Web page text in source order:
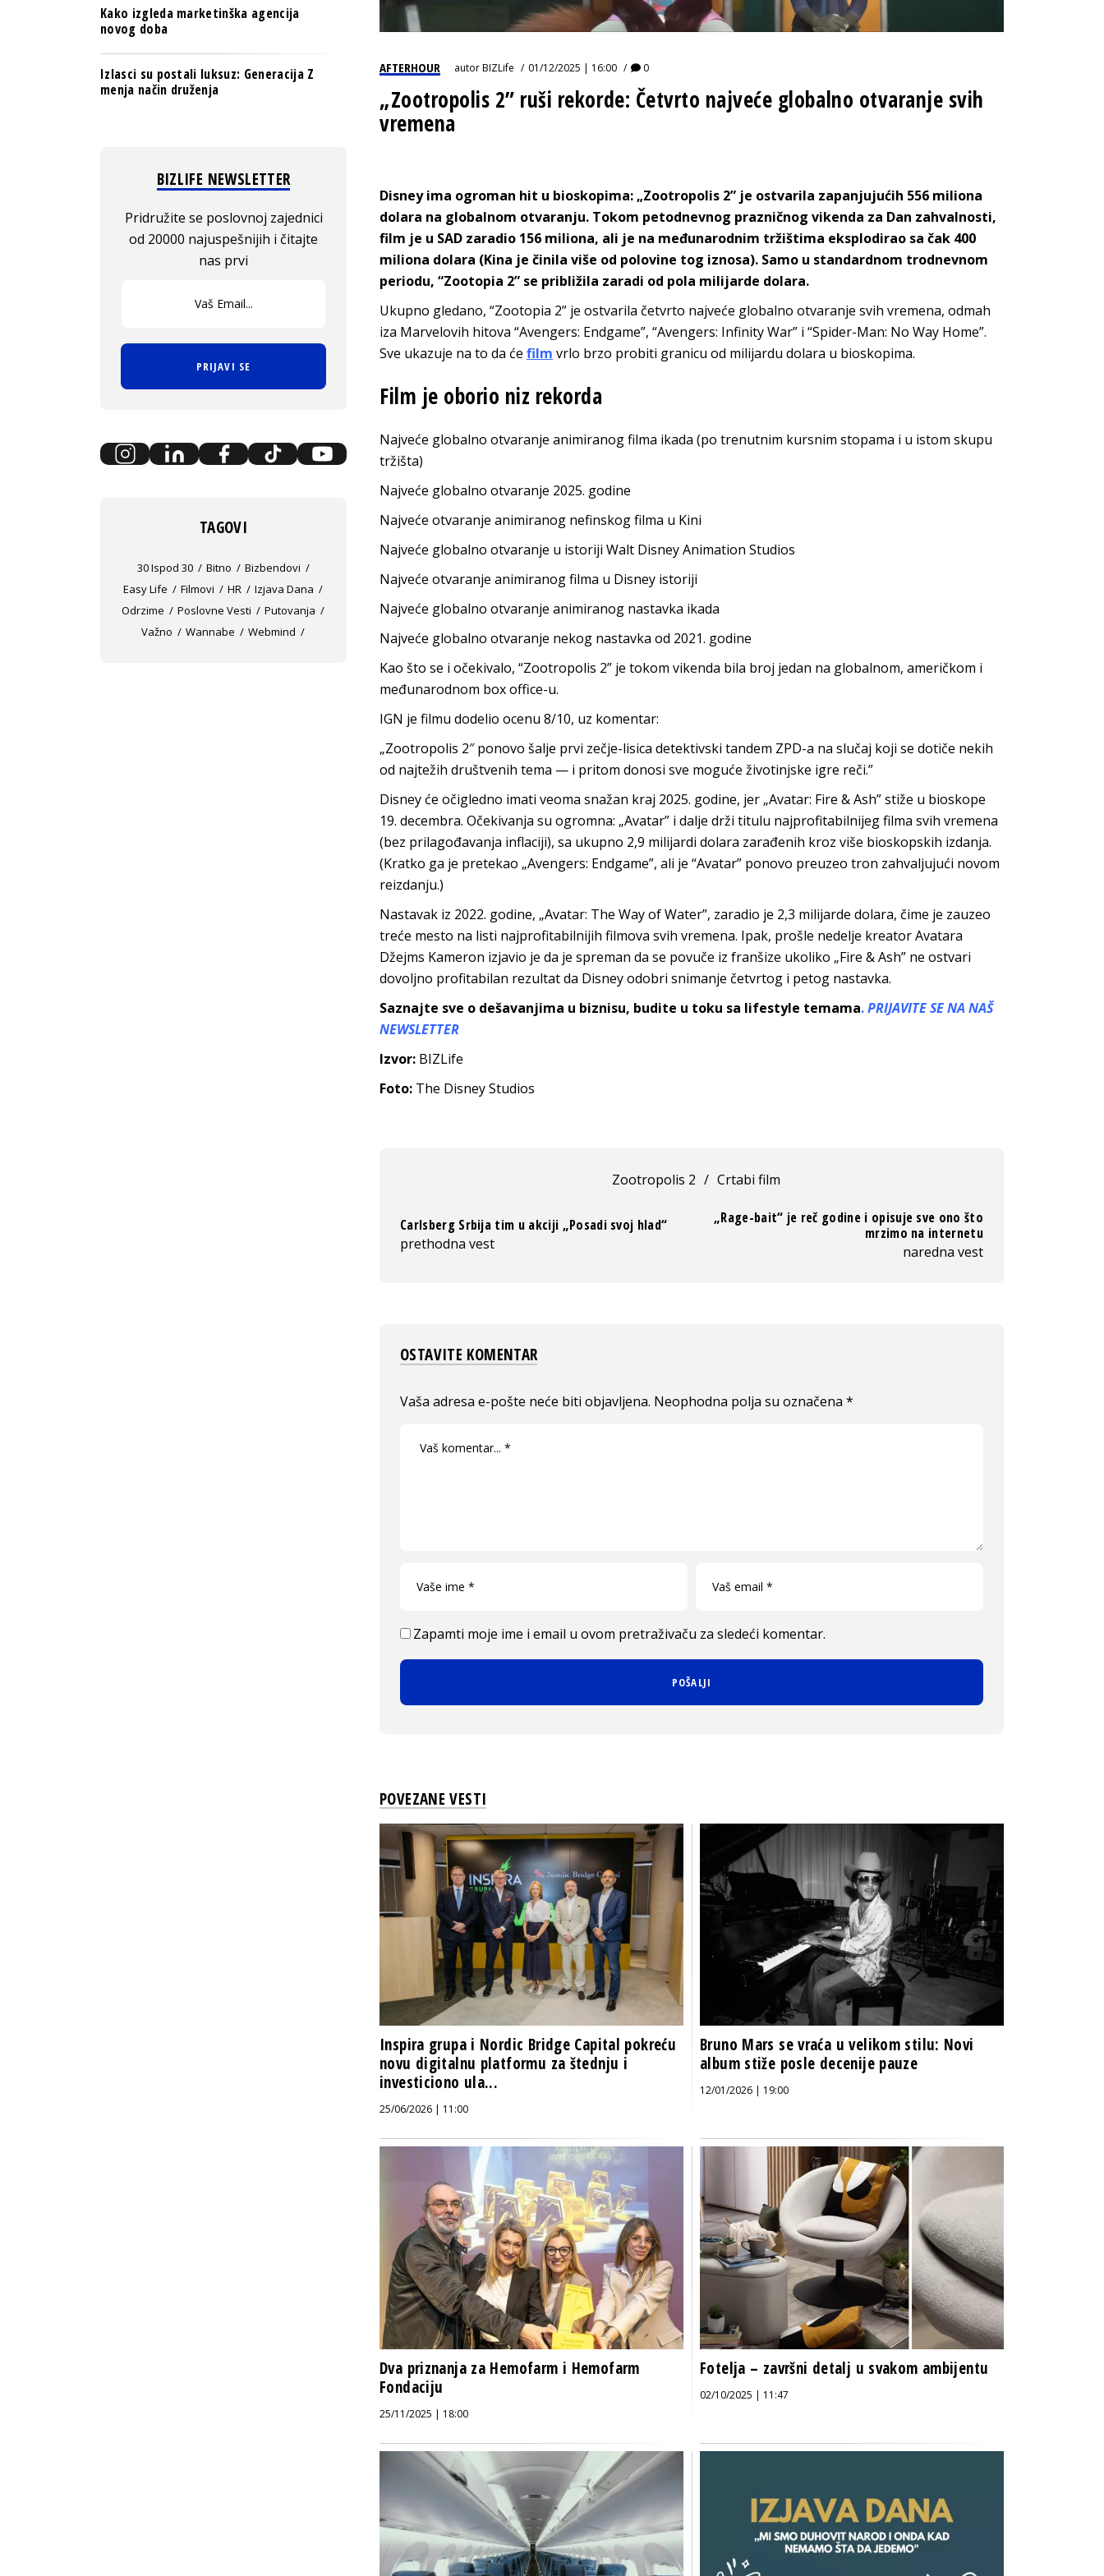
AFTERHOUR autorBIZLife 01/12/2025 | 16:00 0
„Zootropolis 2” ruši rekorde: Četvrto najveće globalno otvaranje svih
vremena
Disney ima ogroman hit u bioskopima: „Zootropolis 2” je ostvarila zapanjujućih 556 miliona
dolara na globalnom otvaranju. Tokom petodnevnog prazničnog vikenda za Dan zahvalnosti,
film je u SAD zaradio 156 miliona, ali je na međunarodnim tržištima eksplodirao sa čak 400
miliona dolara (Kina je činila više od polovine tog iznosa). Samo u standardnom trodnevnom
periodu, “Zootopia 2” se približila zaradi od pola milijarde dolara.
Ukupno gledano, “Zootopia 2” je ostvarila četvrto najveće globalno otvaranje svih vremena, odmah
iza Marvelovih hitova “Avengers: Endgame”, “Avengers: Infinity War” i “Spider-Man: No Way Home”.
Sve ukazuje na to da će film vrlo brzo probiti granicu od milijardu dolara u bioskopima.
Film je oborio niz rekorda
Najveće globalno otvaranje animiranog filma ikada (po trenutnim kursnim stopama i u istom skupu
tržišta)
Najveće globalno otvaranje 2025. godine
Najveće otvaranje animiranog nefinskog filma u Kini
Najveće globalno otvaranje u istoriji Walt Disney Animation Studios
Najveće otvaranje animiranog filma u Disney istoriji
Najveće globalno otvaranje animiranog nastavka ikada
Najveće globalno otvaranje nekog nastavka od 2021. godine
Kao što se i očekivalo, “Zootropolis 2” je tokom vikenda bila broj jedan na globalnom, američkom i
međunarodnom box office-u.
IGN je filmu dodelio ocenu 8/10, uz komentar:
„Zootropolis 2″ ponovo šalje prvi zečje-lisica detektivski tandem ZPD-a na slučaj koji se dotiče nekih
od najtežih društvenih tema — i pritom donosi sve moguće životinjske igre reči.”
Disney će očigledno imati veoma snažan kraj 2025. godine, jer „Avatar: Fire & Ash” stiže u bioskope
19. decembra. Očekivanja su ogromna: „Avatar” i dalje drži titulu najprofitabilnijeg filma svih vremena
(bez prilagođavanja inflaciji), sa ukupno 2,9 milijardi dolara zarađenih kroz više bioskopskih izdanja.
(Kratko ga je pretekao „Avengers: Endgame”, ali je “Avatar” ponovo preuzeo tron zahvaljujući novom
reizdanju.)
Nastavak iz 2022. godine, „Avatar: The Way of Water”, zaradio je 2,3 milijarde dolara, čime je zauzeo
treće mesto na listi najprofitabilnijih filmova svih vremena. Ipak, prošle nedelje kreator Avatara
Džejms Kameron izjavio je da je spreman da se povuče iz franšize ukoliko „Fire & Ash” ne ostvari
dovoljno profitabilan rezultat da Disney odobri snimanje četvrtog i petog nastavka.
Saznajte sve o dešavanjima u biznisu, budite u toku sa lifestyle temama.PRIJAVITE SE NA NAŠ
NEWSLETTER
Izvor: BIZLife
Foto: The Disney Studios
Zootropolis 2 / Crtabi film
Carlsberg Srbija tim u akciji „Posadi svoj hlad“
prethodna vest
„Rage-bait“ je reč godine i opisuje sve ono što
mrzimo na internetu
naredna vest
OSTAVITE KOMENTAR
Vaša adresa e-pošte neće biti objavljena. Neophodna polja su označena *
Zapamti moje ime i email u ovom pretraživaču za sledeći komentar.
POVEZANE VESTI
Inspira grupa i Nordic Bridge Capital pokreću
novu digitalnu platformu za štednju i
investiciono ula...
25/06/2026 | 11:00
Bruno Mars se vraća u velikom stilu: Novi
album stiže posle decenije pauze
12/01/2026 | 19:00
Dva priznanja za Hemofarm i Hemofarm
Fondaciju
25/11/2025 | 18:00
Fotelja – završni detalj u svakom ambijentu
02/10/2025 | 11:47
Kako izgleda marketinška agencija
novog doba
Izlasci su postali luksuz: Generacija Z
menja način druženja
BIZLIFE NEWSLETTER
Pridružite se poslovnoj zajednici
od 20000 najuspešnijih i čitajte
nas prvi
PRIJAVI SE
TAGOVI
30 Ispod 30 Bitno
Bizbendovi
Easy Life
Filmovi HR
Izjava Dana
Odrzime
Poslovne Vesti
Putovanja
Važno
Wannabe Webmind